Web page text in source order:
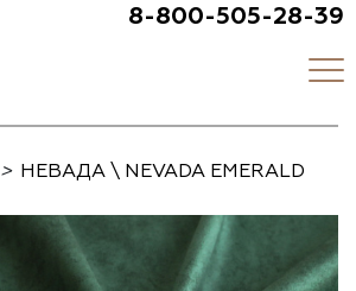
8-800-505-28-39
> НЕВАДА \ NEVADA EMERALD